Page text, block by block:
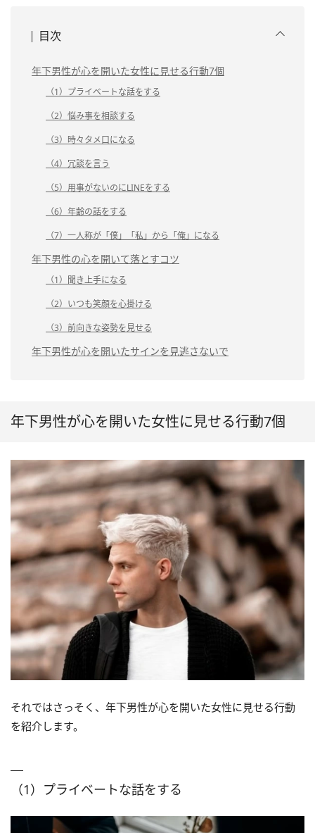
目次
年下男性が心を開いた女性に見せる行動7個
（1）プライベートな話をする
（2）悩み事を相談する
（3）時々タメ口になる
（4）冗談を言う
（5）用事がないのにLINEをする
（6）年齢の話をする
（7）一人称が「僕」「私」から「俺」になる
年下男性の心を開いて落とすコツ
（1）聞き上手になる
（2）いつも笑顔を心掛ける
（3）前向きな姿勢を見せる
年下男性が心を開いたサインを見逃さないで
年下男性が心を開いた女性に見せる行動7個
それではさっそく、年下男性が心を開いた女性に見せる行動
を紹介します。
（1）プライベートな話をする